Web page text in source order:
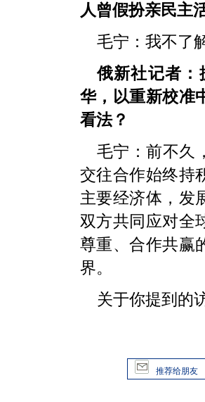
人曾假扮亲民主
毛宁：我不了
俄新社记者：
华，以重新校准
看法？
毛宁：前不久
交往合作始终持
主要经济体，发
双方共同应对全
尊重、合作共赢
界。
关于你提到的
推荐给朋友